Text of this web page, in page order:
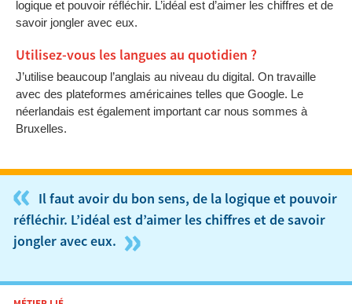
logique et pouvoir réfléchir. L’idéal est d’aimer les chiffres et de
savoir jongler avec eux.
Utilisez-vous les langues au quotidien ?
J’utilise beaucoup l’anglais au niveau du digital. On travaille
avec des plateformes américaines telles que Google. Le
néerlandais est également important car nous sommes à
Bruxelles.
« Il faut avoir du bon sens, de la logique et pouvoir
réfléchir. L’idéal est d’aimer les chiffres et de savoir
jongler avec eux. »